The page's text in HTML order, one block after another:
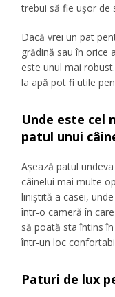
trebui să fie ușor de
Dacă vrei un pat
grădină sau în orice
este unul mai
la apă pot fi utile
Unde este cel
patul unui
Așează patul
câinelui mai multe
liniștită a casei,
într-o cameră în
să poată sta întins
într-un loc
Paturi de lux